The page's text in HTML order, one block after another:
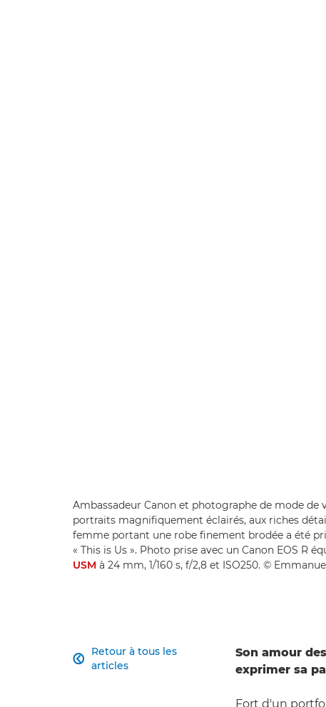
Ambassadeur Canon et photographe de mode de
portraits magnifiquement éclairés, aux riches
femme portant une robe finement brodée a été
« This is Us ». Photo prise avec un Canon EOS R
USM à 24 mm, 1/160 s, f/2,8 et ISO250. ©
Retour à tous les
articles

Son amour
exprimer sa
Fort d'un